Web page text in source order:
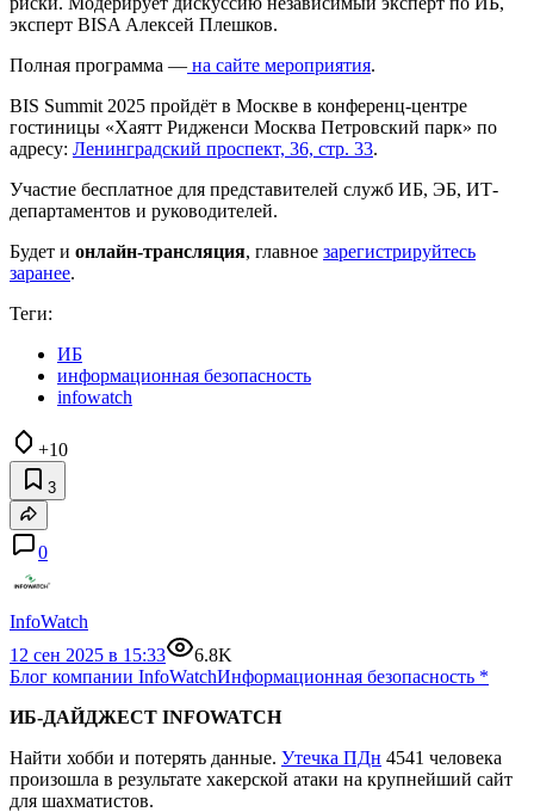
эксперт BISA Алексей Плешков.
Полная программа — на сайте мероприятия.
BIS Summit 2025 пройдёт в Москве в конференц-центре
гостиницы «Хаятт Ридженси Москва Петровский парк» по
адресу: Ленинградский проспект, 36, стр. 33.
Участие бесплатное для представителей служб ИБ, ЭБ, ИТ-
департаментов и руководителей.
Будет и онлайн-трансляция, главное зарегистрируйтесь
заранее.
Теги:
ИБ
информационная безопасность
infowatch
+10
3
0
InfoWatch
12 сен 2025 в 15:33
6.8K
Блог компании InfoWatchИнформационная безопасность *
ИБ-ДАЙДЖЕСТ INFOWATCH
Найти хобби и потерять данные. Утечка ПДн 4541 человека
произошла в результате хакерской атаки на крупнейший сайт
для шахматистов.